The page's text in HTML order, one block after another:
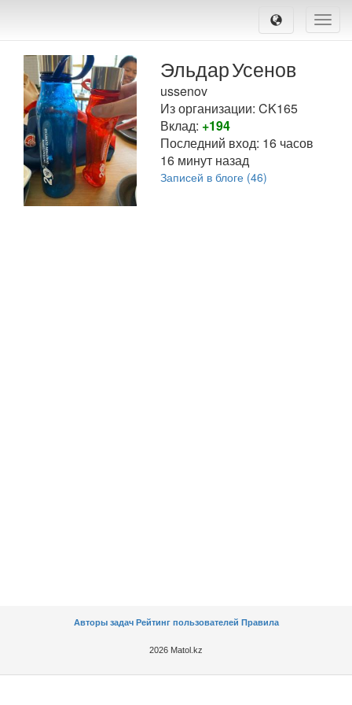
Toggle
ЭльдарУсенов
ussenov
Из организации: CK165
Вклад: +194
Последний вход: 16 часов
16 минут назад
Записей в блоге (46)
Авторы задач Рейтинг пользователей Правила
2026 Matol.kz